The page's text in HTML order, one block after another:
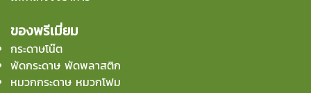
ของพรีเมี่ยม
กระดาษโน๊ต
พัดกระดาษ พัดพลาสติก
หมวกกระดาษ หมวกโฟม